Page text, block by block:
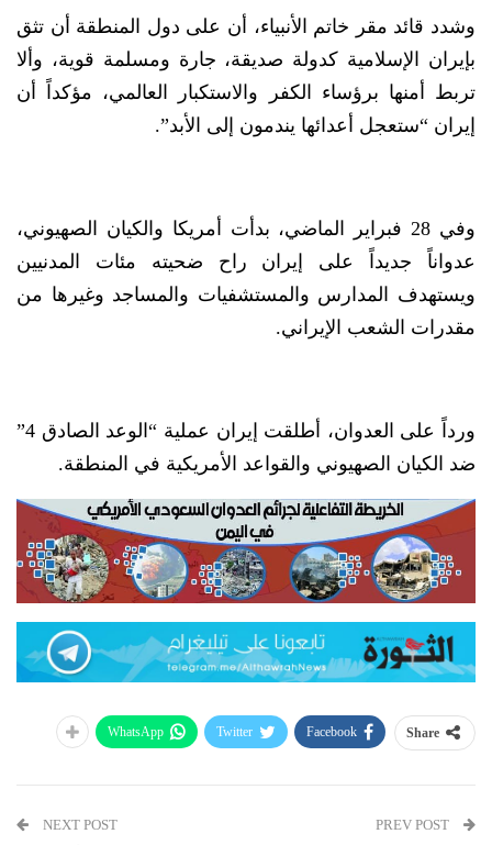
وشدد قائد مقر خاتم الأنبياء، أن على دول المنطقة أن تثق
بإيران الإسلامية كدولة صديقة، جارة ومسلمة قوية، وألا
تربط أمنها برؤساء الكفر والاستكبار العالمي، مؤكداً أن
إيران “ستعجل أعدائها يندمون إلى الأبد”.
وفي 28 فبراير الماضي، بدأت أمريكا والكيان الصهيوني،
عدواناً جديداً على إيران راح ضحيته مئات المدنيين
ويستهدف المدارس والمستشفيات والمساجد وغيرها من
مقدرات الشعب الإيراني.
ورداً على العدوان، أطلقت إيران عملية “الوعد الصادق 4”
ضد الكيان الصهيوني والقواعد الأمريكية في المنطقة.
Share
Facebook
Twitter
WhatsApp
NEXT POST